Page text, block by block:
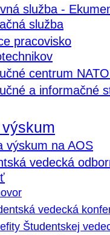
služba -
služba
pracovisko
centrum
a informačné
výskum na AOS
vedecká
vedecká
Študentskej